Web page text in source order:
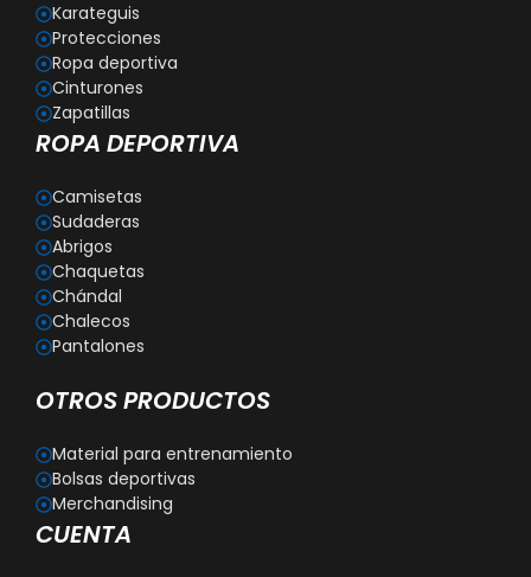
Karateguis
Protecciones
Ropa deportiva
Cinturones
Zapatillas
ROPA DEPORTIVA
Camisetas
Sudaderas
Abrigos
Chaquetas
Chándal
Chalecos
Pantalones
OTROS PRODUCTOS
Material para entrenamiento
Bolsas deportivas
Merchandising
CUENTA